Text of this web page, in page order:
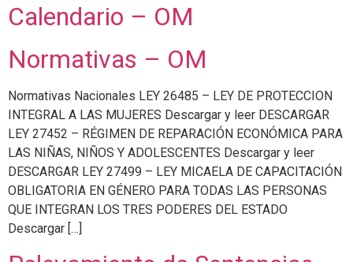
Calendario – OM
Normativas – OM
Normativas Nacionales LEY 26485 – LEY DE PROTECCION
INTEGRAL A LAS MUJERES Descargar y leer DESCARGAR
LEY 27452 – RÉGIMEN DE REPARACIÓN ECONÓMICA PARA
LAS NIÑAS, NIÑOS Y ADOLESCENTES Descargar y leer
DESCARGAR LEY 27499 – LEY MICAELA DE CAPACITACIÓN
OBLIGATORIA EN GÉNERO PARA TODAS LAS PERSONAS
QUE INTEGRAN LOS TRES PODERES DEL ESTADO
Descargar […]